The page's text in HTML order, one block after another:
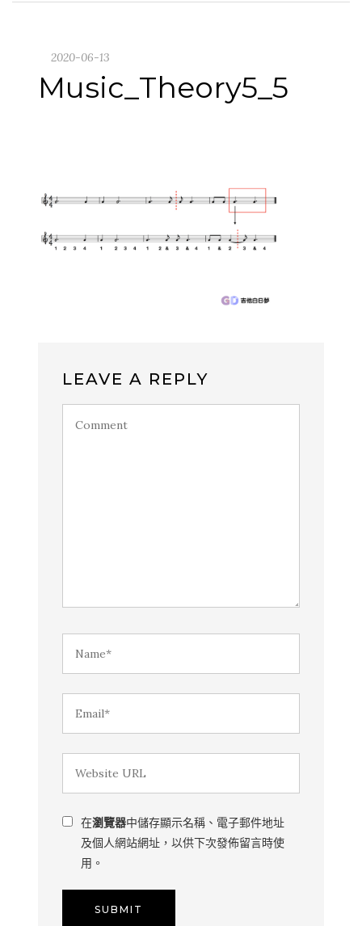
2020-06-13
Music_Theory5_5
LEAVE A REPLY
在瀏覽器中儲存顯示名稱、電子郵件地址
及個人網站網址，以供下次發佈留言時使
用。